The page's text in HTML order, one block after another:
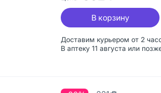
Доставим курьером от 2
В аптеку 11 августа или
В корзину